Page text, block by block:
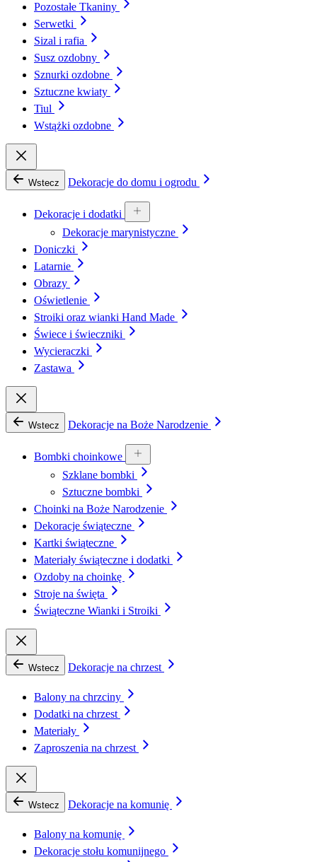
Pozostałe Tkaniny
Serwetki
Sizal i rafia
Susz ozdobny
Sznurki ozdobne
Sztuczne kwiaty
Tiul
Wstążki ozdobne
Wstecz Dekoracje do domu i ogrodu
Dekoracje i dodatki
Dekoracje marynistyczne
Doniczki
Latarnie
Obrazy
Oświetlenie
Stroiki oraz wianki Hand Made
Świece i świeczniki
Wycieraczki
Zastawa
Wstecz Dekoracje na Boże Narodzenie
Bombki choinkowe
Szklane bombki
Sztuczne bombki
Choinki na Boże Narodzenie
Dekoracje świąteczne
Kartki świąteczne
Materiały świąteczne i dodatki
Ozdoby na choinkę
Stroje na święta
Świąteczne Wianki i Stroiki
Wstecz Dekoracje na chrzest
Balony na chrzciny
Dodatki na chrzest
Materiały
Zaproszenia na chrzest
Wstecz Dekoracje na komunię
Balony na komunię
Dekoracje stołu komunijnego